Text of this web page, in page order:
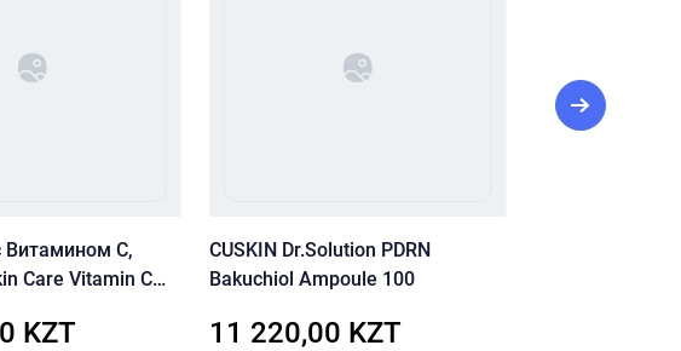
Витамином С,
Care Vitamin C
KZT
CUSKIN Dr.Solution PDRN
Bakuchiol Ampoule 100
11 220,00 KZT